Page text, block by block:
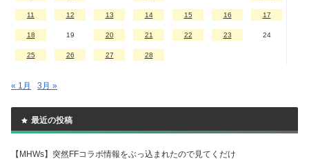
11 12 13 14 15 16 17
18 19 20 21 22 23 24
25 26 27 28
« 1月 3月 »
最近の投稿
【MHWs】突然FFコラボ情報をぶっ込まれたので見てくだけ